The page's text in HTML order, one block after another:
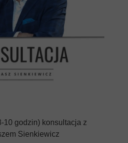
10 godzin) konsultacja z
Sienkiewicz